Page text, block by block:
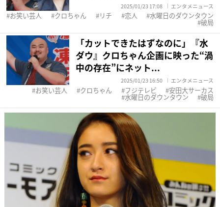
2025/01/23 17:08 エンタメニュース
お笑い芸人 クロちゃん リチ 恋人 水曜日のダウンタウン
破局
「カットできたはずなのに」『水
ダウ』クロちゃん企画に映った“渦
中の存在”にネット...
2025/01/23 16:50 エンタメニュース
お笑い芸人 クロちゃん フジテレビ 安田大サーカス
水曜日のダウンタウン 破局